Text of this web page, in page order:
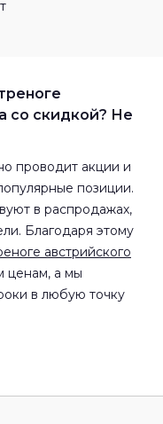
со скидкой? Не
проводит акции и
позиции.
в распродажах,
Благодаря этому
австрийского
ценам, а мы
в любую точку